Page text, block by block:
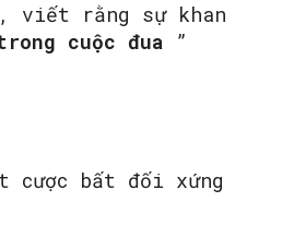
viết rằng sự khan
cuộc đua ”
cược bất đối xứng